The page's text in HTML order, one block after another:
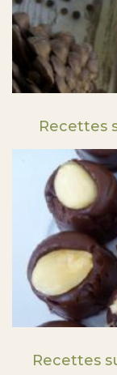
Recettes
Recettes